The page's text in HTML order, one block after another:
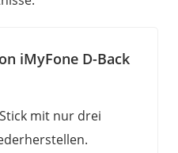
iMyFone D-Back
mit nur drei